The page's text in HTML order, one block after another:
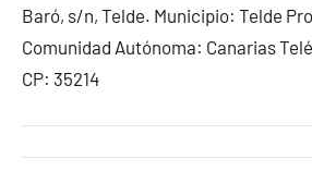
Baró, s/n, Telde. Municipio: Telde
Comunidad Autónoma: Canarias
CP: 35214